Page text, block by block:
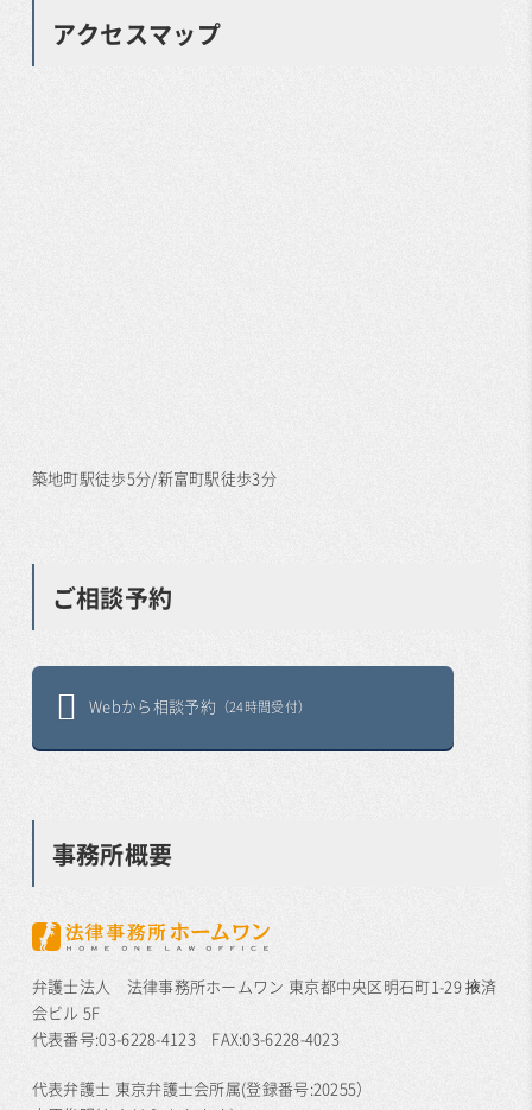
アクセスマップ
築地町駅徒歩5分/新富町駅徒歩3分
ご相談予約
Webから相談予約 （24時間受付）
事務所概要
弁護士法人 法律事務所ホームワン 東京都中央区明石町1-29 掖済
会ビル 5F
代表番号:03-6228-4123 FAX:03-6228-4023
代表弁護士 東京弁護士会所属(登録番号:20255）